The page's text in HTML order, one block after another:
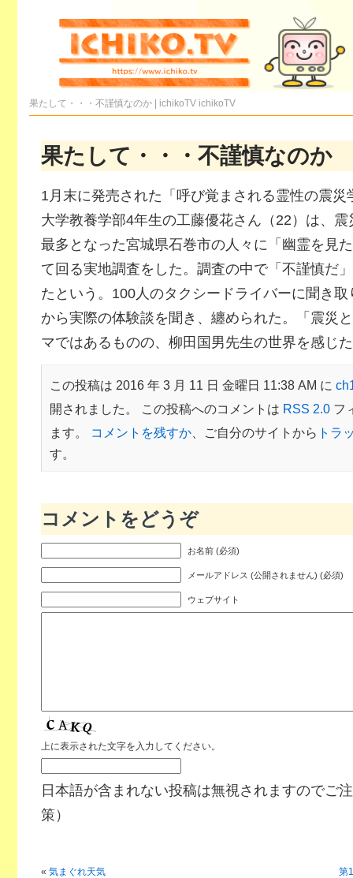
果たして・・・不謹慎なのか | ichikoTV ichikoTV
果たして・・・不謹慎なのか
1月末に発売された「呼び覚まされる霊性の震
大学教養学部4年生の工藤優花さん（22）は、
最多となった宮城県石巻市の人々に「幽霊を見
て回る実地調査をした。調査の中で「不謹慎だ
たという。100人のタクシードライバーに聞き
から実際の体験談を聞き、纏められた。「震災
マではあるものの、柳田国男先生の世界を感じ
この投稿は 2016 年 3 月 11 日 金曜日 11:38 AM に
開されました。 この投稿へのコメントは RSS 2.0フ
ます。
コメントを残すか、ご自分のサイトから トラ
す。
コメントをどうぞ
お名前 (必須)
メールアドレス (公開されません) (必須)
ウェブサイト
上に表示された文字を入力してください。
日本語が含まれない投稿は無視されますのでご
策）
« 気まぐれ天気 第